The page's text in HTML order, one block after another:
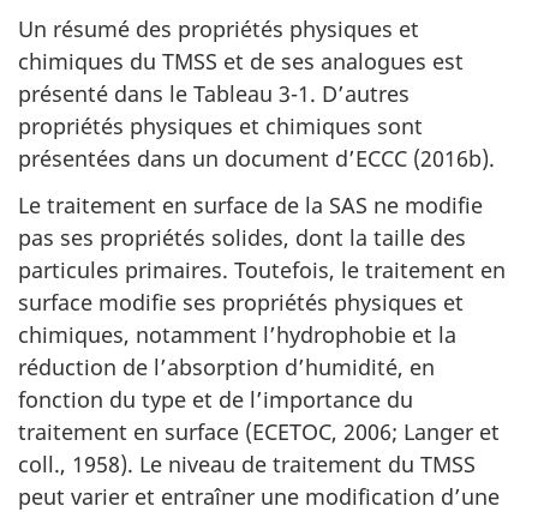
Un résumé des propriétés physiques et
chimiques du TMSS et de ses analogues est
présenté dans le Tableau 3-1. D’autres
propriétés physiques et chimiques sont
présentées dans un document d’ECCC (2016b).
Le traitement en surface de la SAS ne modifie
pas ses propriétés solides, dont la taille des
particules primaires. Toutefois, le traitement en
surface modifie ses propriétés physiques et
chimiques, notamment l’hydrophobie et la
réduction de l’absorption d’humidité, en
fonction du type et de l’importance du
traitement en surface (ECETOC, 2006; Langer et
coll., 1958). Le niveau de traitement du TMSS
peut varier et entraîner une modification d’une